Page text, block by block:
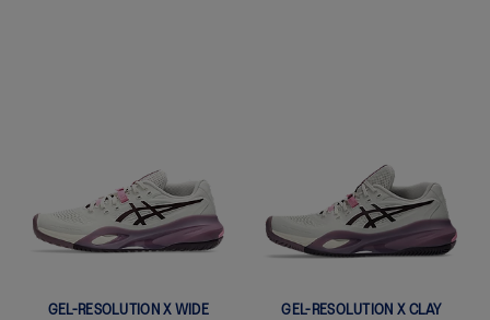
GEL-RESOLUTION X WIDE
GEL-RESOLUTION X CLAY